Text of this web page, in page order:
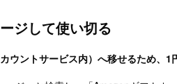
ジして使い切る
ントサービス内）へ移せるため、1